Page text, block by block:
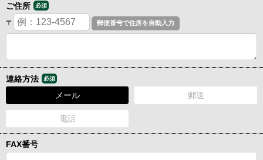
ご住所 必須
〒
連絡方法 必須
メール 郵送
電話
FAX番号